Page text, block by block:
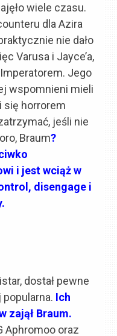
wiele czasu.
dla Azira
nie dało
Varusa i Jayce’a,
Jego
wspomnieni mieli
się horrorem
jeśli nie
Braum?
i jest wciąż w
disengage i
dostał pewne
popularna. Ich
zajął Braum.
Aphromoo oraz